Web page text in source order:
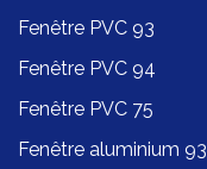
Fenêtre PVC 93
Fenêtre PVC 94
Fenêtre PVC 75
Fenêtre aluminium 93